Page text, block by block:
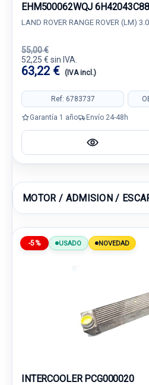
EHM500062WQJ
LAND ROVER RANGE ROVER (LM)
55,00 €
52,25 € sin IVA.
63,22 € (IVA incl.)
Ref: 6783737
Garantía 1 año Envío 24-48h
MOTOR / ADMISION /
-5% USADO NOVEDAD
INTERCOOLER PCG000020